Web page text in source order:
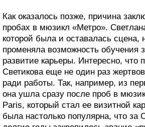
Как оказалось позже, причина
пробах в мюзикл «Метро».
которой была и оставалась сцена,
променяла возможность обучения
развитие карьеры. Интересно, что
Светикова еще не один раз
ради работы. Так, например, из
она ушла сразу после проб в
Paris, который стал ее визитной
была настолько популярна, что за